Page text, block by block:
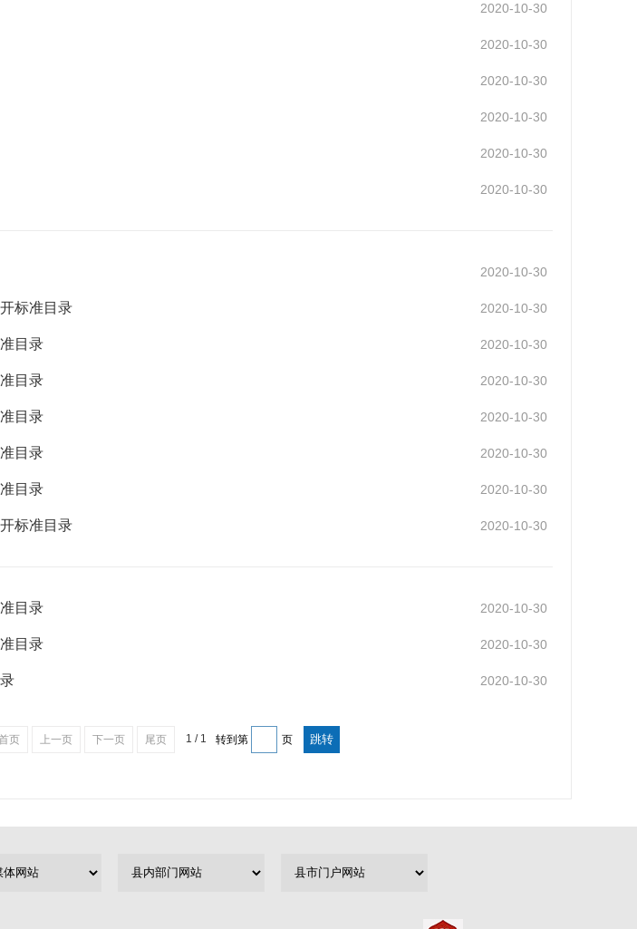
2020-10-30
2020-10-30
2020-10-30
2020-10-30
2020-10-30
2020-10-30
2020-10-30
2020-10-30
标准目录
2020-10-30
目录
2020-10-30
目录
2020-10-30
目录
2020-10-30
目录
2020-10-30
目录
2020-10-30
标准目录
2020-10-30
目录
2020-10-30
目录
2020-10-30
页 上一页 下一页 尾页 1 / 1 转到第 页